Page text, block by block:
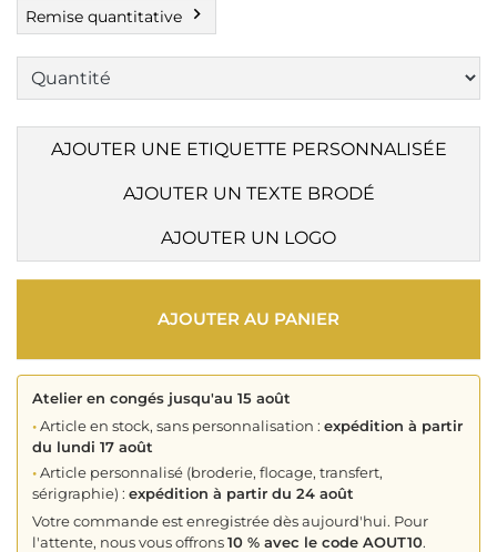
Remise quantitative chevron_right
AJOUTER UNE ETIQUETTE PERSONNALISÉE
AJOUTER UN TEXTE BRODÉ
AJOUTER UN LOGO
AJOUTER AU PANIER
Atelier en congés jusqu'au 15 août
•Article en stock, sans personnalisation : expédition à partir
du lundi 17 août
•Article personnalisé (broderie, flocage, transfert,
sérigraphie) : expédition à partir du 24 août
Votre commande est enregistrée dès aujourd'hui. Pour
l'attente, nous vous offrons10 % avec le code AOUT10.